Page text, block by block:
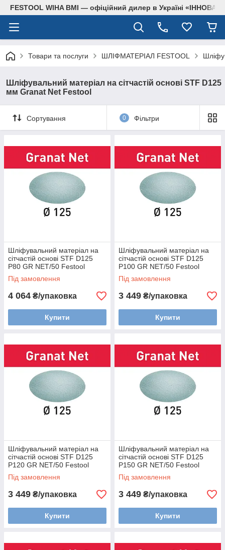
FESTOOL WIHA BMI — офіційний дилер в Україні
Товари та послуги ШЛІФМАТЕРІАЛ FESTOOL
Шліфувальний матеріал на сітчастій основі STF D125
мм Granat Net Festool
Сортування 0 Фільтри
Шліфувальний матеріал на
сітчастій основі STF D125
P80 GR NET/50 Festool
203294
Під замовлення
4 064 ₴/упаковка
Купити
Шліфувальний матеріал на
сітчастій основі STF D125
P100 GR NET/50 Festool
203295
Під замовлення
3 449 ₴/упаковка
Купити
Шліфувальний матеріал на
сітчастій основі STF D125
P120 GR NET/50 Festool
203296
Під замовлення
3 449 ₴/упаковка
Купити
Шліфувальний матеріал на
сітчастій основі STF D125
P150 GR NET/50 Festool
203297
Під замовлення
3 449 ₴/упаковка
Купити